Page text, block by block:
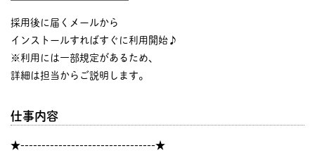
採用後に届くメールから
インストールすればすぐに利用開始♪
※利用には一部規定があるため、
詳細は担当からご説明します。
仕事内容
★--------------------------------★